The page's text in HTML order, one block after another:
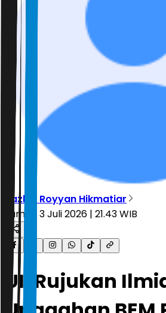
Tazkia Royyan Hikmatiar
Jumat, 3 Juli 2026 | 21.43 WIB
UI: Rujukan